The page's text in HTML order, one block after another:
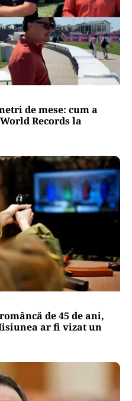
de mese: cum a
Records la
de 45 de ani,
ar fi vizat un